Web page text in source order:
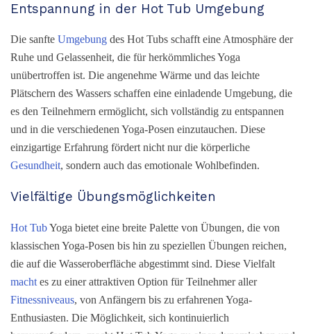
Entspannung in der Hot Tub Umgebung
Die sanfte Umgebung des Hot Tubs schafft eine Atmosphäre der
Ruhe und Gelassenheit, die für herkömmliches Yoga
unübertroffen ist. Die angenehme Wärme und das leichte
Plätschern des Wassers schaffen eine einladende Umgebung, die
es den Teilnehmern ermöglicht, sich vollständig zu entspannen
und in die verschiedenen Yoga-Posen einzutauchen. Diese
einzigartige Erfahrung fördert nicht nur die körperliche
Gesundheit, sondern auch das emotionale Wohlbefinden.
Vielfältige Übungsmöglichkeiten
Hot TubYoga bietet eine breite Palette von Übungen, die von
klassischen Yoga-Posen bis hin zu speziellen Übungen reichen,
die auf die Wasseroberfläche abgestimmt sind. Diese Vielfalt
macht es zu einer attraktiven Option für Teilnehmer aller
Fitnessniveaus, von Anfängern bis zu erfahrenen Yoga-
Enthusiasten. Die Möglichkeit, sich kontinuierlich